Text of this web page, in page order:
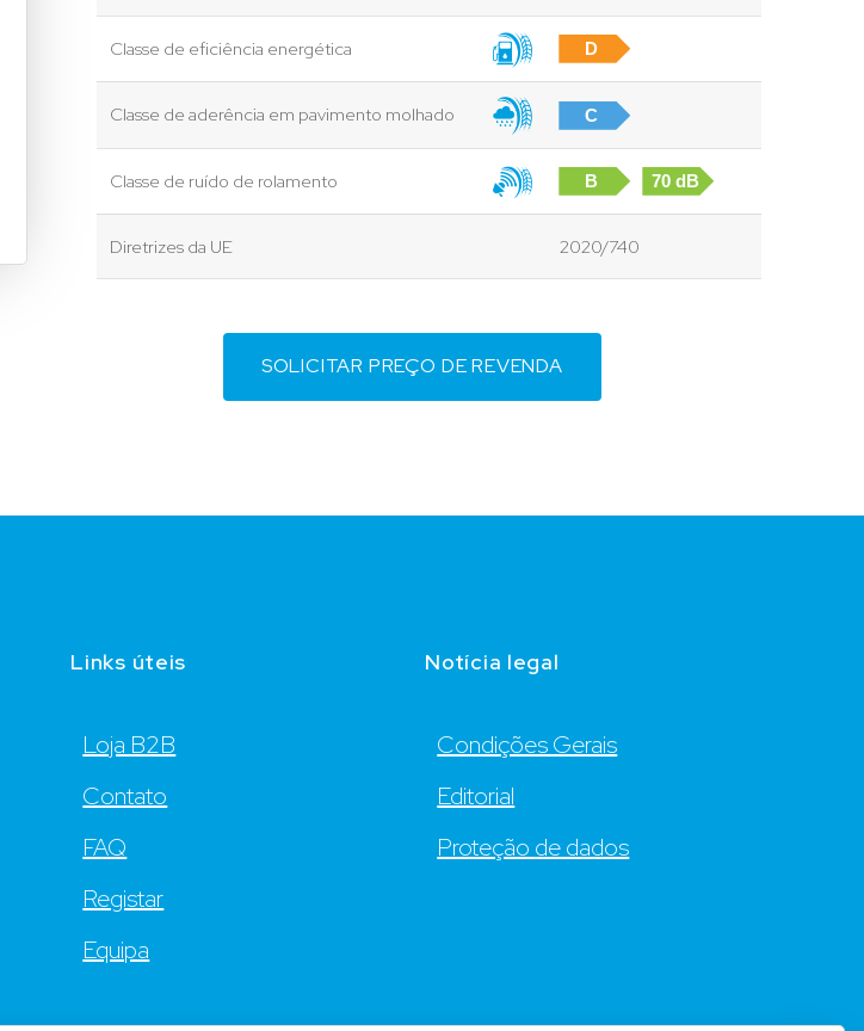
Classe de eficiência energética D
Classe de aderência em pavimento molhado C
Classe de ruído de rolamento B 70 dB
Diretrizes da UE 2020/740
SOLICITAR PREÇO DE REVENDA
Links úteis
Loja B2B
Contato
FAQ
Registar
Equipa
Notícia legal
Condições Gerais
Editorial
Proteção de dados